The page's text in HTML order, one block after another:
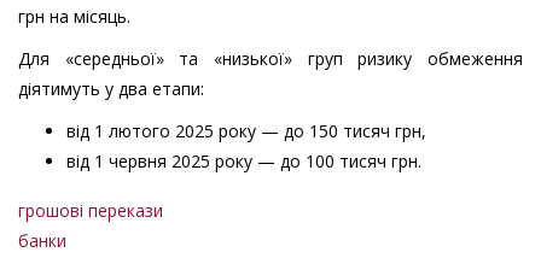
грн на місяць.
Для «середньої» та «низької» груп ризику обмеження
діятимуть у два етапи:
від 1 лютого 2025 року — до 150 тисяч грн,
від 1 червня 2025 року — до 100 тисяч грн.
грошові перекази
банки